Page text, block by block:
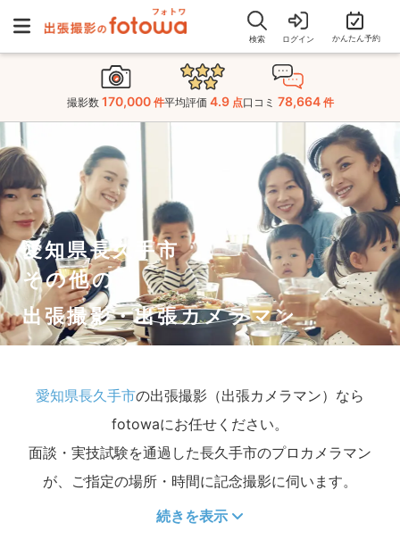
検索 ログイン かんたん予約
撮影数 170,000 件平均評価 4.9 点口コミ 78,664 件
愛知県長久手市
その他の
出張撮影・出張カメラマン
愛知県長久手市の出張撮影（出張カメラマン）なら
fotowaにお任せください。
面談・実技試験を通過した長久手市のプロカメラマン
が、ご指定の場所・時間に記念撮影に伺います。
続きを表示